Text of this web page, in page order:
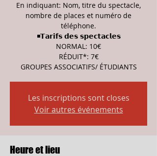
En indiquant: Nom, titre du spectacle,
nombre de places et numéro de
téléphone.
◾𝗧𝗮𝗿𝗶𝗳𝘀 𝗱𝗲𝘀 𝘀𝗽𝗲𝗰𝘁𝗮𝗰𝗹𝗲𝘀
NORMAL: 10€
RÉDUIT*: 7€
GROUPES ASSOCIATIFS/ ÉTUDIANTS
Les inscriptions sont closes
Voir autres événements
Heure et lieu